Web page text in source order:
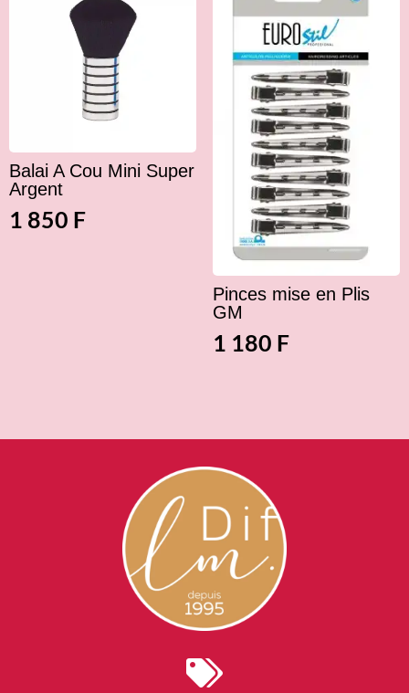
Balai A Cou Mini Super
Argent
1 850 F
Pinces mise en Plis
GM
1 180 F
